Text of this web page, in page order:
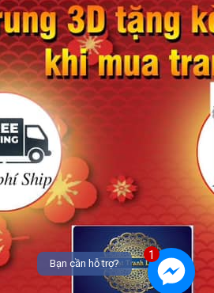
1
Bạn cần hỗ trợ?